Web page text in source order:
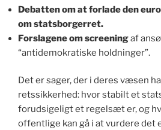
Debatten om at forlade den
om statsborgerret.
Forslagene om screeningaf
“antidemokratiske holdninger”.
Det er sager, der i deres væsen
retssikkerhed: hvor stabilt et
forudsigeligt et regelsæt er, og
offentlige kan gå i at vurdere det